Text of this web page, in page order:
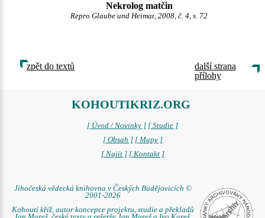
Nekrolog matčin
Repro Glaube und Heimat, 2008, č. 4, s. 72
zpět do textů
další strana
přílohy
KOHOUTIKRIZ.ORG
[ Úvod / Novinky ] [ Studie ]
[ Obsah ] [ Mapy ]
[ Najít ] [ Kontakt ]
Jihočeská vědecká knihovna v Českých Budějovicích ©
2001-2026
Kohoutí kříž, autor koncepce projektu, studie a překladů